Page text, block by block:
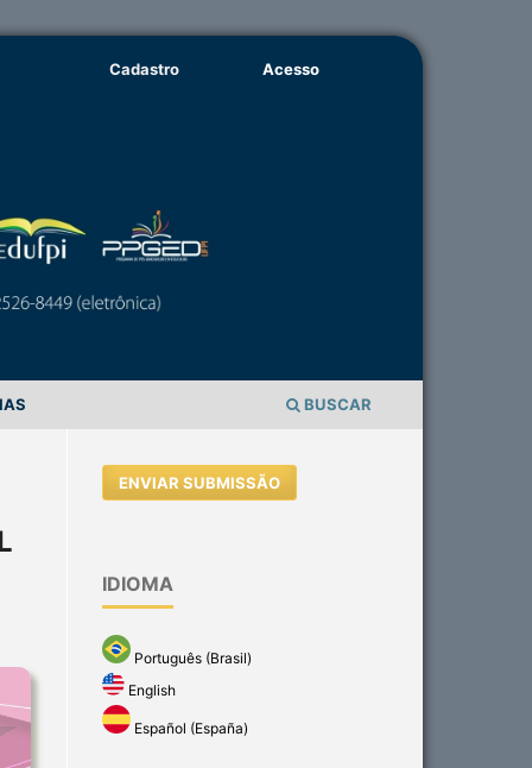
BUSCAR
Cadastro Acesso
ENVIAR SUBMISSÃO
IDIOMA
Português (Brasil)
English
Español (España)